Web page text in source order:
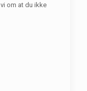
om at du ikke